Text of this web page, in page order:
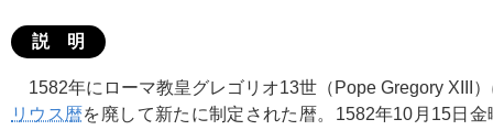
説 明
1582年にローマ教皇グレゴリオ13世（Pope Gregory XIII
リウス暦を廃して新たに制定された暦。1582年10月15日